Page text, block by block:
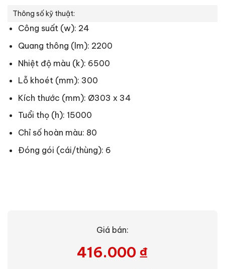
Thông số kỹ thuật:
Công suất (w): 24
Quang thông (lm): 2200
Nhiệt độ màu (k): 6500
Lỗ khoét (mm): 300
Kích thước (mm): Ø303 x 34
Tuổi thọ (h): 15000
Chỉ số hoàn màu: 80
Đóng gói (cái/thùng): 6
Giá bán:
416.000 ₫